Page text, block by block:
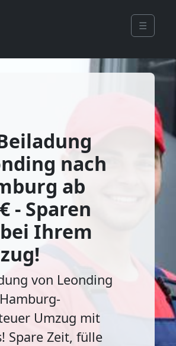
☰
nach
ab
- Sparen
Ihrem
von Leonding
Umzug mit
Spare Zeit, fülle